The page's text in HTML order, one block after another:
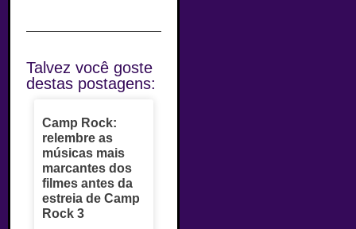
Talvez você goste
destas postagens:
Camp Rock:
relembre as
músicas mais
marcantes dos
filmes antes da
estreia de Camp
Rock 3